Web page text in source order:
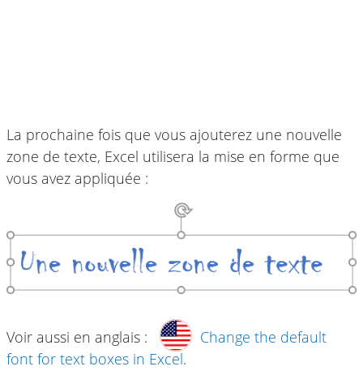
La prochaine fois que vous ajouterez une nouvelle
zone de texte, Excel utilisera la mise en forme que
vous avez appliquée :
Voir aussi en anglais :
Change the default
font for text boxes in Excel.